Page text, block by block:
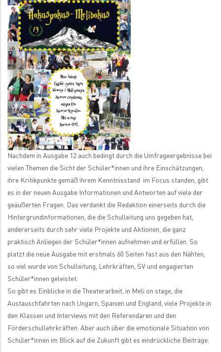
Nachdem in Ausgabe 12 auch bedingt durch die Umfrageergebnisse bei
vielen Themen die Sicht der Schüler*innen und ihre Einschätzungen,
ihre Kritikpunkte gemäß ihrem Kenntnisstand im Focus standen, gibt
es in der neuen Ausgabe Informationen und Antworten auf viele der
geäußerten Fragen. Das verdankt die Redaktion einerseits durch die
Hintergrundinformationen, die die Schulleitung uns gegeben hat,
andererseits durch sehr viele Projekte und Aktionen, die ganz
praktisch Anliegen der Schüler*innen aufnehmen und erfüllen. So
platzt die neue Ausgabe mit erstmals 60 Seiten fast aus den Nähten,
so viel wurde von Schulleitung, Lehrkräften, SV und engagierten
Schüler*innen geleistet.
So gibt es Einblicke in die Theaterarbeit, in Meli on stage, die
Austauschfahrten nach Ungarn, Spanien und England, viele Projekte in
den Klassen und Interviews mit den Referendaren und den
Förderschullehrkräften. Aber auch über die emotionale Situation von
Schüler*innen im Blick auf die Zukunft gibt es eindrückliche Beiträge.